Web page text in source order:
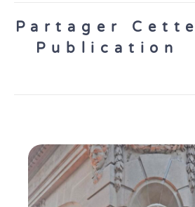
Partager Cette
Publication